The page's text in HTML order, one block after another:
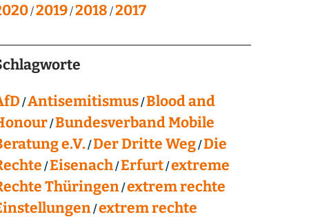
2019 2018 2017
Antisemitismus Blood and
Bundesverband Mobile
e.V. Der Dritte Weg Die
Eisenach Erfurt extreme
Thüringen extrem rechte
extrem rechte